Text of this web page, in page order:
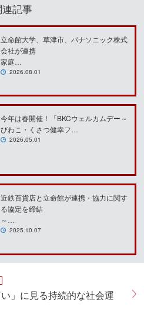
記事
立命館大学、草津市、パナソニック株式
会社が連携
家庭…
2026.08.01
今年は春開催！「BKCウェルカムデー～
びわこ・くさつ健幸フ…
2026.05.01
近鉄百貨店と立命館が連携・協力に関す
る協定を締結
～…
2025.10.07
」に見る持続的な社会運